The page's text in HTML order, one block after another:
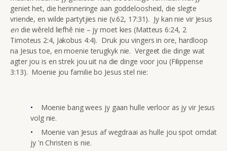
geniet het, die herinneringe aan goddeloosheid, die slegte
vriende, en wilde partytjies nie (v.62, 17:31). Jy kan nie vir Jesus
en die wêreld liefhê nie – jy moet kies (Matteus 6:24, 2
Timoteus 2:4, Jakobus 4:4). Druk jou vingers in ore, hardloop
na Jesus toe, en moenie terugkyk nie. Vergeet die dinge wat
agter jou is en strek jou uit na die dinge voor jou (Filippense
3:13). Moenie jou familie bo Jesus stel nie:
Moenie bang wees jy gaan hulle verloor as jy vir Jesus
volg nie.
Moenie van Jesus af wegdraai as hulle jou spot omdat
jy 'n Christen is nie.